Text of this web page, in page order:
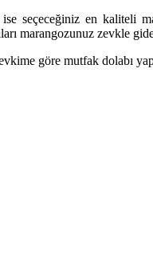
seçeceğiniz en kaliteli
marangozunuz zevkle
göre mutfak dolabı